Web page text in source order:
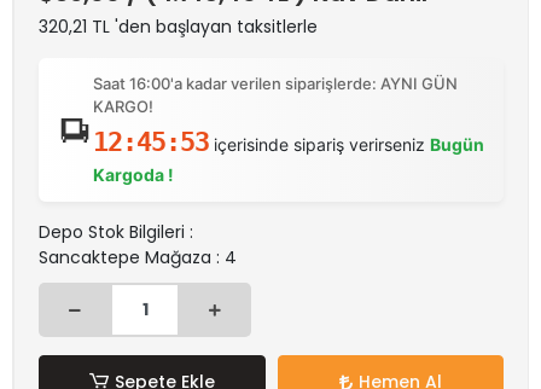
320,21 TL 'den başlayan taksitlerle
Saat 16:00'a kadar verilen siparişlerde: AYNI GÜN
KARGO!
12:45:53içerisinde sipariş verirseniz Bugün
Kargoda !
Depo Stok Bilgileri :
Sancaktepe Mağaza : 4
Sepete Ekle Hemen Al